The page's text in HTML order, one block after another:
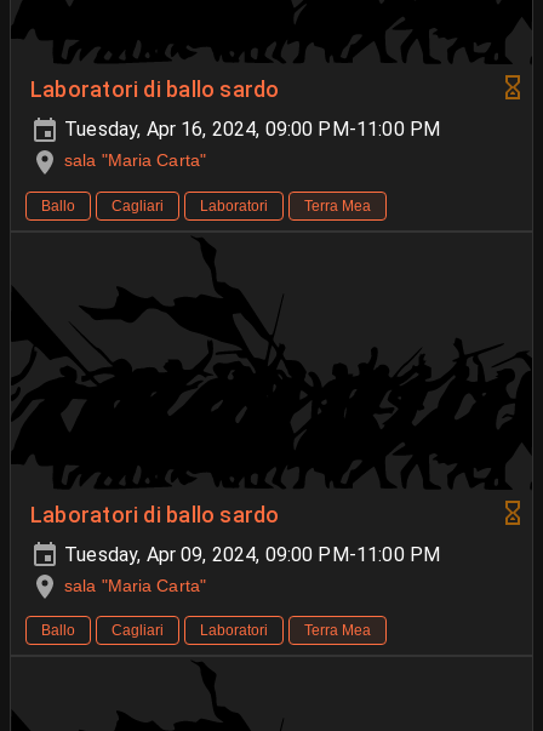
Laboratori di ballo sardo
Tuesday, Apr 16, 2024, 09:00 PM-11:00 PM
sala "Maria Carta"
Ballo Cagliari Laboratori Terra Mea
Laboratori di ballo sardo
Tuesday, Apr 09, 2024, 09:00 PM-11:00 PM
sala "Maria Carta"
Ballo Cagliari Laboratori Terra Mea